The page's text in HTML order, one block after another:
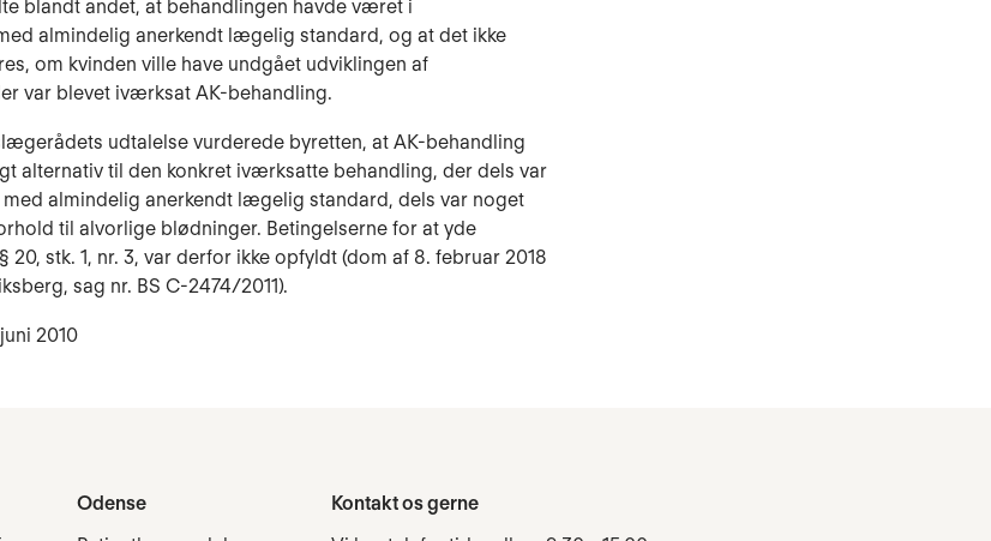
blandt andet, at behandlingen havde været i
almindelig anerkendt lægelig standard, og at det ikke
om kvinden ville have undgået udviklingen af
var blevet iværksat AK-behandling.
udtalelse vurderede byretten, at AK-behandling
alternativ til den konkret iværksatte behandling, der dels var
med almindelig anerkendt lægelig standard, dels var noget
til alvorlige blødninger. Betingelserne for at yde
20, stk. 1, nr. 3, var derfor ikke opfyldt (dom af 8. februar 2018
sag nr. BS C-2474/2011).
2010
Odense
Kontakt os gerne